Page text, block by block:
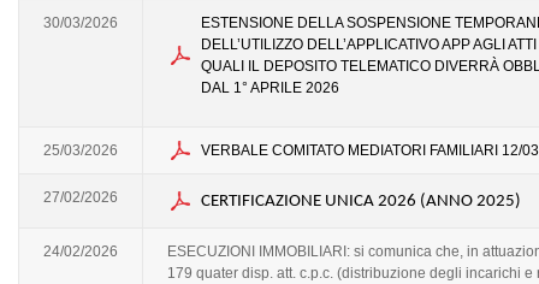
30/03/2026
ESTENSIONE DELLA SOSPENSIONE
DELL’UTILIZZO DELL’APPLICATIVO APP AGLI
QUALI IL DEPOSITO TELEMATICO DIVERRÀ
DAL 1° APRILE 2026
25/03/2026 VERBALE COMITATO MEDIATORI FAMILIARI 12/
27/02/2026 CERTIFICAZIONE UNICA 2026 (ANNO 2025)
24/02/2026
ESECUZIONI IMMOBILIARI: si comunica che, in
179 quater disp. att. c.p.c. (distribuzione degli incarichi e